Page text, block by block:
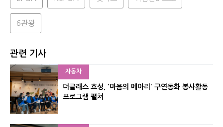
6관왕
관련 기사
자동차
더클래스 효성, '마음의 메아리' 구연동화 봉사활동
프로그램 펼쳐